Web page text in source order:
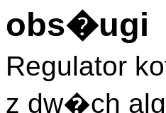
obs�ugi
Regulator
z dw�ch